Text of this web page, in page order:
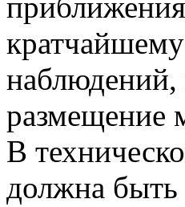
наблюдений,
размещение
В
должна быть